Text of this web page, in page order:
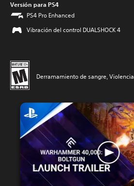
Versión para PS4
PS4 Pro Enhanced
Vibración del control DUALSHOCK 4
Derramamiento de sangre, Violencia